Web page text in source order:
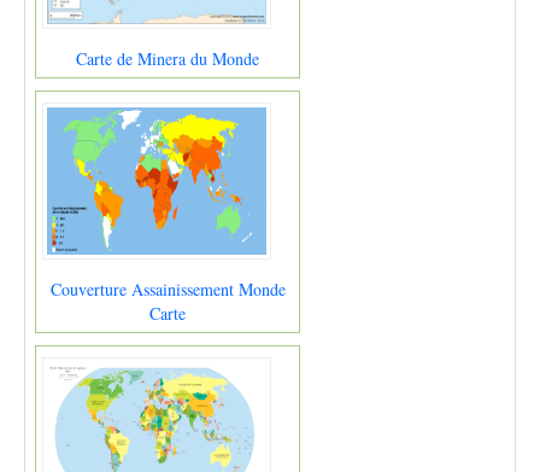
Carte de Minera du Monde
Couverture Assainissement Monde
Carte